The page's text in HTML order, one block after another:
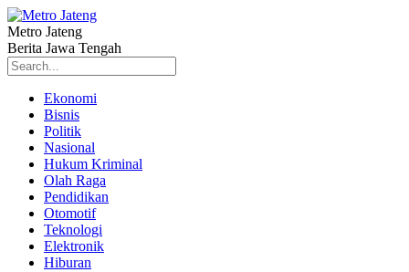
Metro Jateng
Berita Jawa Tengah
Ekonomi
Bisnis
Politik
Nasional
Hukum Kriminal
Olah Raga
Pendidikan
Otomotif
Teknologi
Elektronik
Hiburan